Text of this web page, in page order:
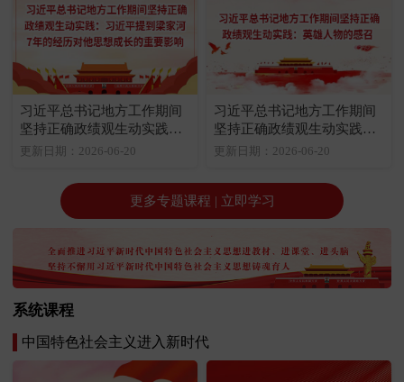
习近平总书记地方工作期间
坚持正确政绩观生动实践：
习近平提到梁家河7年的经历
更新日期：2026-06-20
习近平总书记地方工作期间
坚持正确政绩观生动实践：
英雄人物的感召
更新日期：2026-06-20
更多专题课程 | 立即学习
系统课程
中国特色社会主义进入新时代